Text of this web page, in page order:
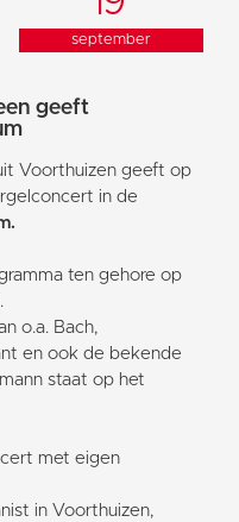
september
geeft
Voorthuizen geeft op
in de
ten gehore op
o.a. Bach,
en ook de bekende
staat op het
met eigen
in Voorthuizen,